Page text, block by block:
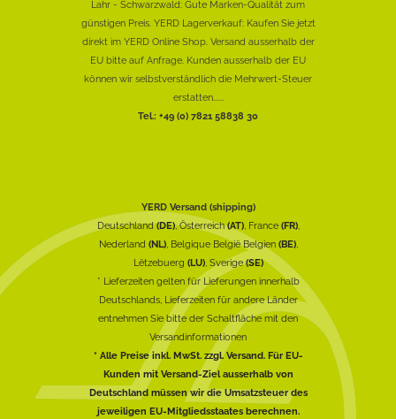
Lahr - Schwarzwald: Gute Marken-Qualität zum
günstigen Preis. YERD Lagerverkauf: Kaufen Sie jetzt
direkt im YERD Online Shop. Versand ausserhalb der
EU bitte auf Anfrage. Kunden ausserhalb der EU
können wir selbstverständlich die Mehrwert-Steuer
erstatten......
Tel.: +49 (0) 7821 58838 30
YERD Versand (shipping)
Deutschland(DE), Österreich(AT), France (FR),
Nederland (NL), Belgique België Belgien (BE),
Lëtzebuerg (LU), Sverige(SE)
* Lieferzeiten gelten für Lieferungen innerhalb
Deutschlands, Lieferzeiten für andere Länder
entnehmen Sie bitte der Schaltfläche mit den
Versandinformationen
* Alle Preise inkl. MwSt. zzgl. Versand. Für EU-
Kunden mit Versand-Ziel ausserhalb von
Deutschland müssen wir die Umsatzsteuer des
jeweiligen EU-Mitgliedsstaates berechnen.